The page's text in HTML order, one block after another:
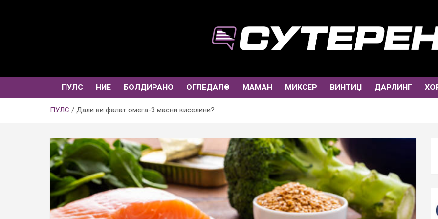
ПУЛС НИЕ БОЛДИРАНО ОГЛЕДАЛО МАМАН МИКСЕР ВИНТИЏ ДАРЛИНГ
ПУЛС Дали ви фалат омега-3 масни киселини?